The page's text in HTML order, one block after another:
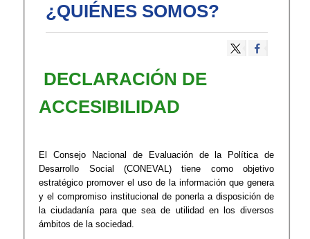
¿QUIÉNES SOMOS?
​ DECLARACIÓN DE
ACCESIBILIDAD​​
El Consejo Nacional de Evaluación de la Política de
Desarrollo Social (CONEVAL) tiene como objetivo
estratégico promover el uso de la información que genera
y el compromiso institucional de ponerla a disposición de
la ciudadanía para que sea de utilidad en los diversos
ámbitos de la sociedad.